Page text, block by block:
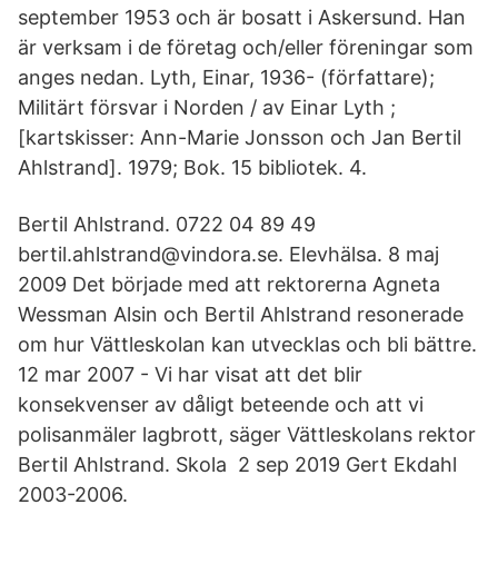
september 1953 och är bosatt i Askersund. Han
är verksam i de företag och/eller föreningar som
anges nedan. Lyth, Einar, 1936- (författare);
Militärt försvar i Norden / av Einar Lyth ;
[kartskisser: Ann-Marie Jonsson och Jan Bertil
Ahlstrand]. 1979; Bok. 15 bibliotek. 4.
Bertil Ahlstrand. 0722 04 89 49
bertil.ahlstrand@vindora.se. Elevhälsa. 8 maj
2009 Det började med att rektorerna Agneta
Wessman Alsin och Bertil Ahlstrand resonerade
om hur Vättleskolan kan utvecklas och bli bättre.
12 mar 2007 - Vi har visat att det blir
konsekvenser av dåligt beteende och att vi
polisanmäler lagbrott, säger Vättleskolans rektor
Bertil Ahlstrand. Skola 2 sep 2019 Gert Ekdahl
2003-2006.